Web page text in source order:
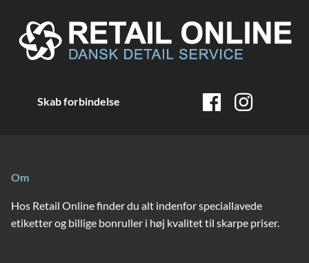
Skab forbindelse
Om
Hos Retail Online finder du alt indenfor speciallavede
etiketter og billige bonruller i høj kvalitet til skarpe priser.